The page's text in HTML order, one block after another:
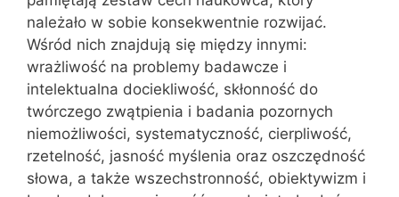
należało w sobie konsekwentnie rozwijać.
Wśród nich znajdują się między innymi:
wrażliwość na problemy badawcze i
intelektualna dociekliwość, skłonność do
twórczego zwątpienia i badania pozornych
niemożliwości, systematyczność, cierpliwość,
rzetelność, jasność myślenia oraz oszczędność
słowa, a także wszechstronność, obiektywizm i